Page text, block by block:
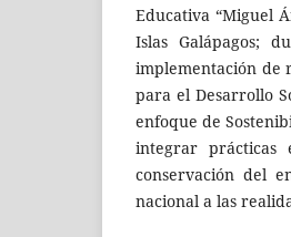
Educativa “Miguel
Islas Galápagos;
implementación de
para el Desarrollo
enfoque de
integrar prácticas
conservación del
nacional a las